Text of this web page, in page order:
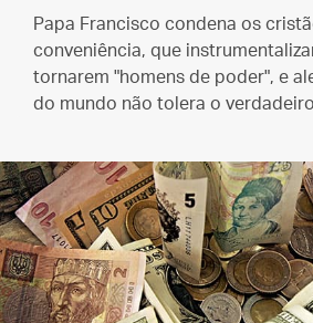
Papa Francisco condena os
conveniência, que
tornarem "homens de poder", e
do mundo não tolera o